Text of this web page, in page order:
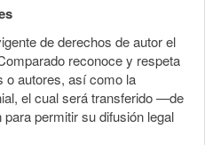
de derechos de autor el
reconoce y respeta
o autores, así como la
el cual será transferido —de
permitir su difusión legal